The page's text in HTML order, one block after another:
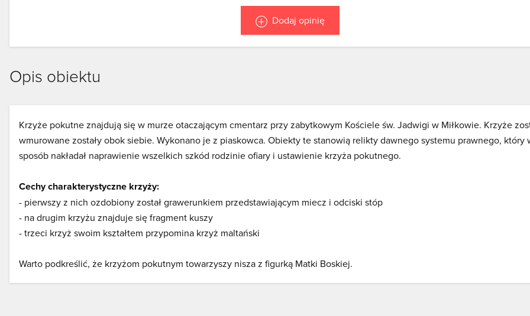
Dodaj opinię
Opis obiektu
Krzyże pokutne znajdują się w murze otaczającym cmentarz przy zabytkowym Kościele św. Jadwigi w Miłkowie. Krzyże
wmurowane zostały obok siebie. Wykonano je z piaskowca. Obiekty te stanowią relikty dawnego systemu prawnego, który
sposób nakładał naprawienie wszelkich szkód rodzinie ofiary i ustawienie krzyża pokutnego.
Cechy charakterystyczne krzyży:
- pierwszy z nich ozdobiony został grawerunkiem przedstawiającym miecz i odciski stóp
- na drugim krzyżu znajduje się fragment kuszy
- trzeci krzyż swoim kształtem przypomina krzyż maltański
Warto podkreślić, że krzyżom pokutnym towarzyszy nisza z figurką Matki Boskiej.